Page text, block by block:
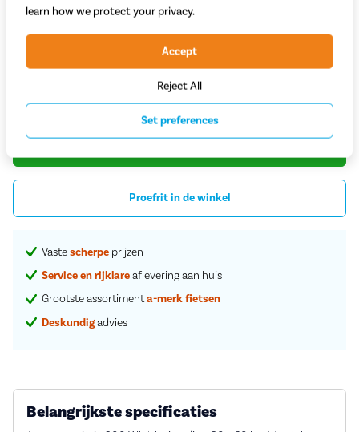
Welke accu kies je?Uitleg
300 Wh 400 Wh 500 Wh
50 - 110 km
1.899,-
Proefrit in de winkel
Vastescherpeprijzen
Service en rijklareaflevering aan huis
Grootste assortimenta-merk fietsen
Deskundigadvies
Belangrijkste specificaties
learn how we protect your privacy.
Reject All
Accept
Set preferences